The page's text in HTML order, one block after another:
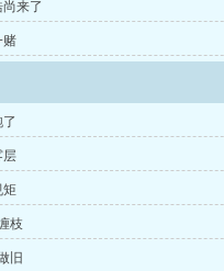
来了
赌
层
矩
枝
旧